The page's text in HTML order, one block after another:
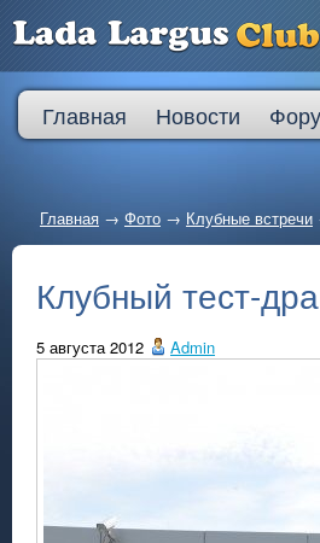
Главная Новости
Главная → Фото → Клубные встречи
Клубный тест-
5 августа 2012 Admin